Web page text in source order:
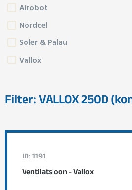
Airobot
Nordcel
Soler & Palau
Vallox
Filter: VALLOX 250D
ID: 1191
Ventilatsioon - Vallox